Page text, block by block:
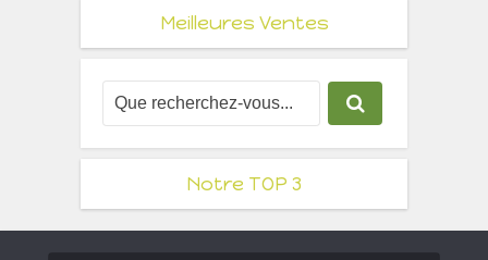
Meilleures Ventes
Notre TOP 3